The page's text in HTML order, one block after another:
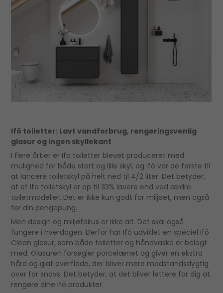
Ifö toiletter: Lavt vandforbrug, rengøringsvenlig
glasur og ingen skyllekant
I flere årtier er Ifö toiletter blevet produceret med
mulighed for både stort og lille skyl, og Ifö var de første til
at lancere toiletskyl på helt ned til 4/2 liter. Det betyder,
at et Ifö toiletskyl er op til 33% lavere end ved ældre
toiletmodeller. Det er ikke kun godt for miljøet, men også
for din pengepung.
Men design og miljøfokus er ikke alt. Det skal også
fungere i hverdagen. Derfor har Ifö udviklet en speciel Ifö
Clean glasur, som både toiletter og håndvaske er belagt
med. Glasuren forsegler porcelænet og giver en ekstra
hård og glat overflade, der bliver mere modstandsdygtig
over for snavs. Det betyder, at det bliver lettere for dig at
rengøre dine Ifö produkter.